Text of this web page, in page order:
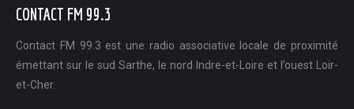
CONTACT FM 99.3
Contact FM 99.3 est une radio associative locale de proximité
émettant sur le sud Sarthe, le nord Indre-et-Loire et l’ouest Loir-
et-Cher.